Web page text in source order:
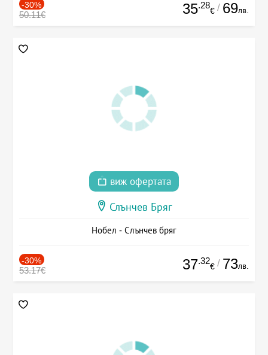
-30%
50.11€ 35.28
€ / 69лв.
виж офертата
Слънчев Бряг
Нобел - Слънчев бряг
-30%
53.17€ 37.32
€ / 73лв.